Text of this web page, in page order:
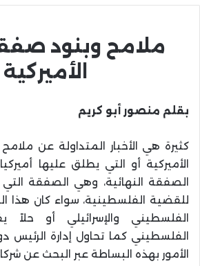
ملامح وبنود
الأميركية
بقلم منصور أبو كريم
كثيرة هي الأخبار المتداولة عن
الصفقة النهائية، وهي الصفقة التي
للقضية الفلسطينية، سواء كان هذا
الفلسطيني والإسرائيلي أو
الفلسطيني كما تحاول إدارة الرئيس
الأمور بهذه البساطة عبر البحث عن